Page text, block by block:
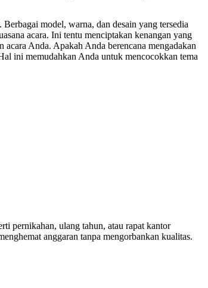
model, warna, dan desain yang tersedia
acara. Ini tentu menciptakan kenangan yang
Anda. Apakah Anda berencana mengadakan
ini memudahkan Anda untuk mencocokkan tema
pernikahan, ulang tahun, atau rapat kantor
anggaran tanpa mengorbankan kualitas.